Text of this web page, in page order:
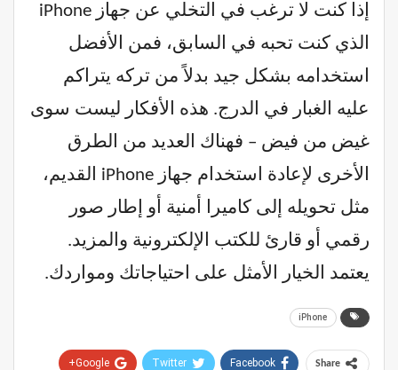
إذا كنت لا ترغب في التخلي عن جهاز iPhone
الذي كنت تحبه في السابق، فمن الأفضل
استخدامه بشكل جيد بدلاً من تركه يتراكم
عليه الغبار في الدرج. هذه الأفكار ليست سوى
غيض من فيض – فهناك العديد من الطرق
الأخرى لإعادة استخدام جهاز iPhone القديم،
مثل تحويله إلى كاميرا أمنية أو إطار صور
رقمي أو قارئ للكتب الإلكترونية والمزيد.
يعتمد الخيار الأمثل على احتياجاتك ومواردك.
iPhone
Share
Facebook
Twitter
Google+